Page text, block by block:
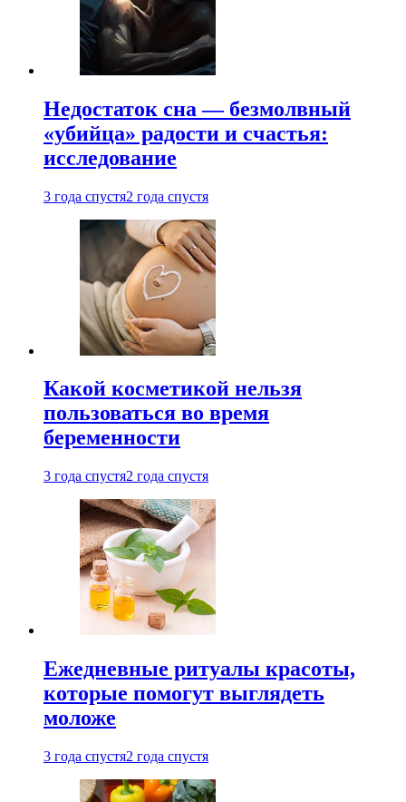
Недостаток сна — безмолвный
«убийца» радости и счастья:
исследование
3 года спустя2 года спустя
Какой косметикой нельзя
пользоваться во время
беременности
3 года спустя2 года спустя
Ежедневные ритуалы красоты,
которые помогут выглядеть
моложе
3 года спустя2 года спустя